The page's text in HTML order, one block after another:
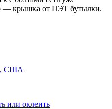
— крышка от ПЭТ бутылки.
США
или оклеить